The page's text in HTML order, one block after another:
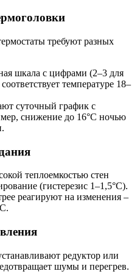
требуют разных
шкала с цифрами (2–3 для
температуре 18–
суточный график с
снижение до 16°C ночью
теплоемкостью стен
(гистерезис 1–1,5°C).
реагируют на изменения –
редуктор или
шумы и перегрев.